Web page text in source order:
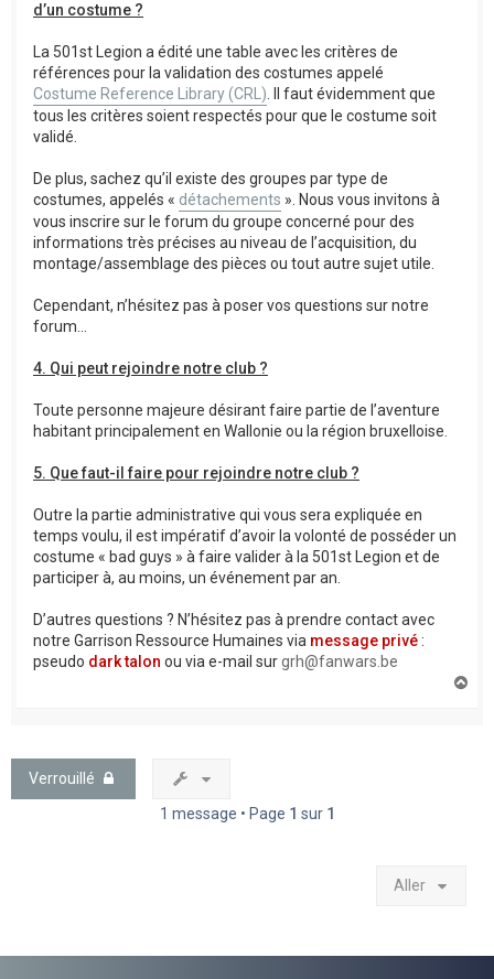
d’un costume ?
La 501st Legion a édité une table avec les critères de
références pour la validation des costumes appelé
Costume Reference Library (CRL). Il faut évidemment que
tous les critères soient respectés pour que le costume soit
validé.
De plus, sachez qu’il existe des groupes par type de
costumes, appelés « détachements ». Nous vous invitons à
vous inscrire sur le forum du groupe concerné pour des
informations très précises au niveau de l’acquisition, du
montage/assemblage des pièces ou tout autre sujet utile.
Cependant, n’hésitez pas à poser vos questions sur notre
forum…
4. Qui peut rejoindre notre club ?
Toute personne majeure désirant faire partie de l’aventure
habitant principalement en Wallonie ou la région bruxelloise.
5. Que faut-il faire pour rejoindre notre club ?
Outre la partie administrative qui vous sera expliquée en
temps voulu, il est impératif d’avoir la volonté de posséder un
costume « bad guys » à faire valider à la 501st Legion et de
participer à, au moins, un événement par an.
D’autres questions ? N’hésitez pas à prendre contact avec
notre Garrison Ressource Humaines via message privé :
pseudo dark talon ou via e-mail surgrh@fanwars.be
Verrouillé
1 message • Page 1 sur 1
Aller